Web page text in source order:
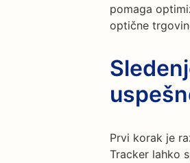
pomaga
optične
Prvi korak je
Tracker lahko